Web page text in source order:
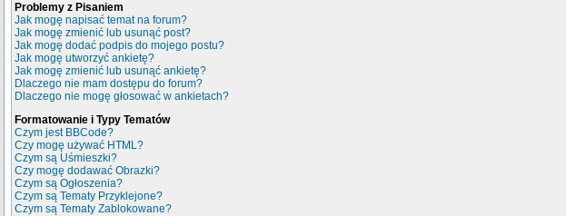
Problemy z Pisaniem
Jak mogę napisać temat na forum?
Jak mogę zmienić lub usunąć post?
Jak mogę dodać podpis do mojego postu?
Jak mogę utworzyć ankietę?
Jak mogę zmienić lub usunąć ankietę?
Dlaczego nie mam dostępu do forum?
Dlaczego nie mogę głosować w ankietach?
Formatowanie i Typy Tematów
Czym jest BBCode?
Czy mogę używać HTML?
Czym są Uśmieszki?
Czy mogę dodawać Obrazki?
Czym są Ogłoszenia?
Czym są Tematy Przyklejone?
Czym są Tematy Zablokowane?